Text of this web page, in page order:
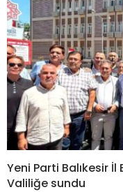
Yeni Parti Balıkesir
Valiliğe sundu